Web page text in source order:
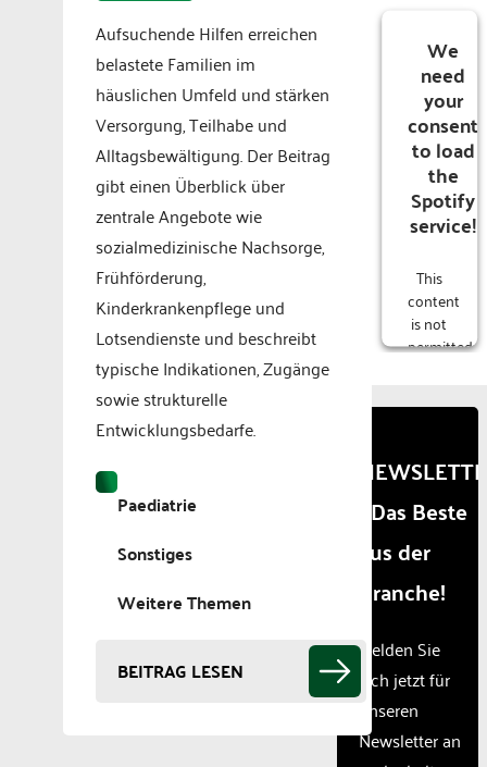
Aufsuchende Hilfen erreichen
belastete Familien im
häuslichen Umfeld und stärken
Versorgung, Teilhabe und
Alltagsbewältigung. Der Beitrag
gibt einen Überblick über
zentrale Angebote wie
sozialmedizinische Nachsorge,
Frühförderung,
Kinderkrankenpflege und
Lotsendienste und beschreibt
typische Indikationen, Zugänge
sowie strukturelle
Entwicklungsbedarfe.
Paediatrie
Sonstiges
Weitere Themen
BEITRAG LESEN
We
need
your
consent
to load
the
Spotify
service!
This
content
is not
permitted
due to
that
are
not
disclosed
to the
The
owner
needs
to
setup
the
site
- Das Beste
aus der
Branche!
Melden Sie
sich jetzt für
unseren
Newsletter an